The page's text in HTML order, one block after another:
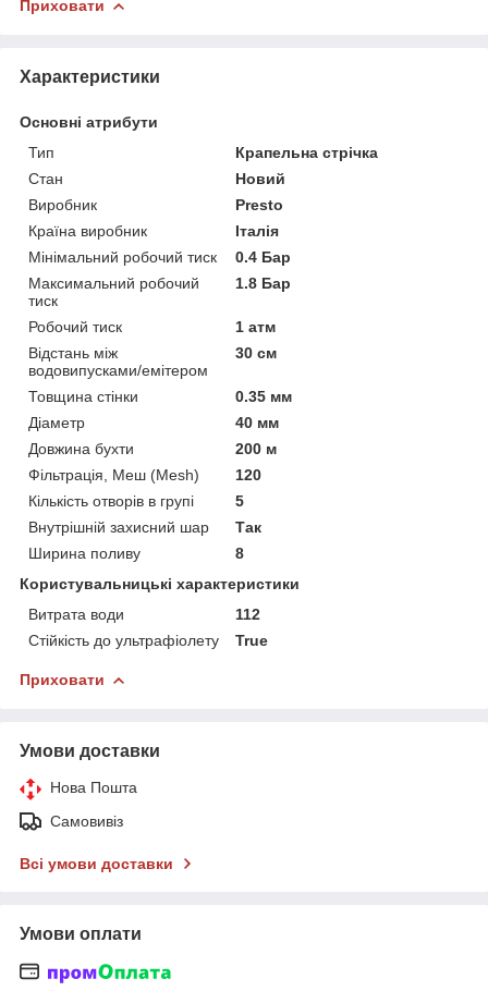
Приховати
Характеристики
Основні атрибути
Тип
Крапельна стрічка
Стан
Новий
Виробник
Presto
Країна виробник
Італія
Мінімальний робочий тиск
0.4 Бар
Максимальний робочий
тиск
1.8 Бар
Робочий тиск
1 атм
Відстань між
водовипусками/емітером
30 см
Товщина стінки
0.35 мм
Діаметр
40 мм
Довжина бухти
200 м
Фільтрація, Меш (Mesh)
120
Кількість отворів в групі
5
Внутрішній захисний шар
Так
Ширина поливу
8
Користувальницькі характеристики
Витрата води
112
Стійкість до ультрафіолету
True
Приховати
Умови доставки
Нова Пошта
Самовивіз
Всі умови доставки
Умови оплати